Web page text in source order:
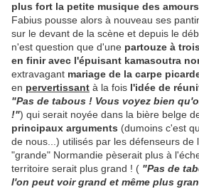
plus fort la petite musique des
Fabius pousse alors à nouveau ses
sur le devant de la scène et depuis le
n'est question que d'une partouze à
en finir avec l'épuisant kamasoutra
extravagant mariage de la carpe
en pervertissant à la fois l'idée de
"Pas de tabous ! Vous voyez bien
!") qui serait noyée dans la bière belge
principaux arguments (dumoins c'est
de nous...) utilisés par les défenseurs de
"grande" Normandie pèserait plus à
territoire serait plus grand ! ( "Pas de
l'on peut voir grand et même plus